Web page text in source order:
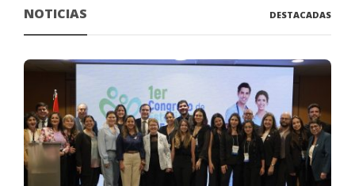
NOTICIAS DESTACADAS